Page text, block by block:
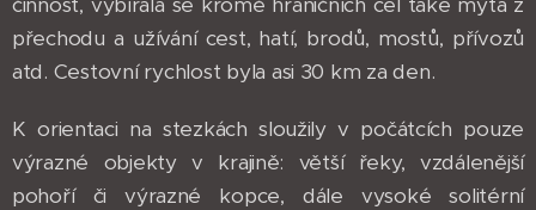
přechodu a užívání cest, hatí, brodů, mostů, přívozů
atd. Cestovní rychlost byla asi 30 km za den.
K orientaci na stezkách sloužily v počátcích pouze
výrazné objekty v krajině: větší řeky, vzdálenější
pohoří či výrazné kopce, dále vysoké solitérní